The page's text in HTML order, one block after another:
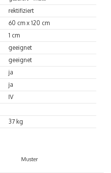
rektifiziert
60 cm x 120 cm
1 cm
geeignet
geeignet
ja
ja
IV
37 kg
Muster